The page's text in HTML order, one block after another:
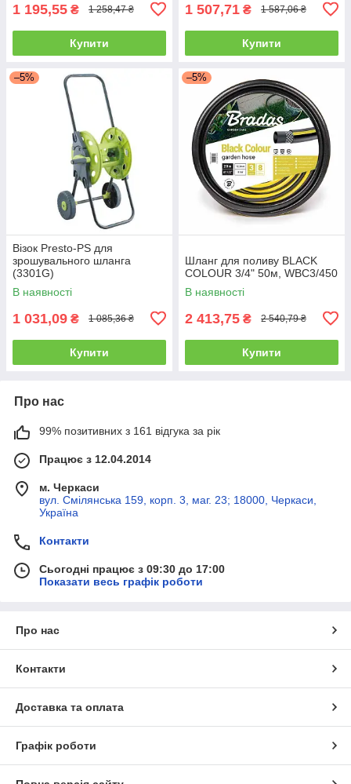
1 195,55 ₴ 1 258,47 ₴
Купити
1 507,71 ₴ 1 587,06 ₴
Купити
–5%
Візок Presto-PS для
зрошувального шланга
(3301G)
В наявності
1 031,09 ₴ 1 085,36 ₴
Купити
–5%
Шланг для поливу BLACK
COLOUR 3/4" 50м, WBC3/450
В наявності
2 413,75 ₴ 2 540,79 ₴
Купити
Про нас
99% позитивних з 161 відгука за рік
Працює з 12.04.2014
м. Черкаси
вул. Смілянська 159, корп. 3, маг. 23; 18000, Черкаси,
Україна
Контакти
Сьогодні працює з 09:30 до 17:00
Показати весь графік роботи
Про нас
Контакти
Доставка та оплата
Графік роботи